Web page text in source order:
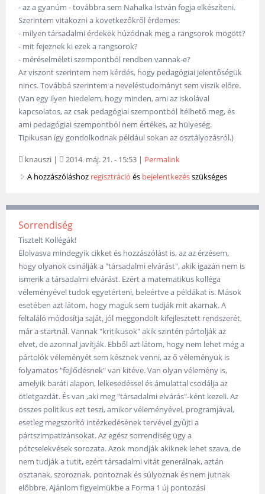
- az a gyanúm - továbbra sem Nahalka István fogja elkészíteni.
Szerintem vitakozni a következőkről érdemes:
- milyen társadalmi érdekek húzódnak meg a rangsorok mögött?
- mit fejeznek ki ezek a rangsorok?
- méréselméleti szempontból rendben vannak-e?
Az viszont szerintem nem kérdés, hogy pedagógiai jelentőségük
nincs. Továbbá szerintem a neveléstudományt sem viszik előre.
(Van egy ilyen hiedelem, hogy minden, ami az iskolával
kapcsolatos, az csak pedagógiai szempontból ítélhető meg, és
ami pedagógiai szempontból nem értékes, az hülyeség.
Tipikusan így gondolkodnak például sokan az osztályozásról.)
knauszi | 2014. máj. 21. - 15:53 | Permalink
A hozzászóláshoz regisztráció és bejelentkezésszükséges
Sorrendiség
Tisztelt Kollégák!
Elolvasva mindegyik cikket és hozzászólást is, az az érzésem,
hogy olyanok csinálják a "társadalmi elvárást", akik igazán nem is
ismerik a társadalmi elvárást. Ezért a matematikus kolléga
véleményével tudok egyetérteni, beleértve a példákat is. Mások
esetében azt látom, hogy maguk sem tudják mit akarnak. A
feltaláló módosítja saját, jól meggondolt kifejlesztett rendszerét,
már a startnál. Vannak "kritikusok" akik szintén pártolják az
elvet, de azonnal javítják. Ebből azt látom, hogy nem lehet még a
pártolók véleményét sem késznek venni, az ő véleményük is
folyamatos "fejlődésnek" van kitéve. Van olyan vélemény is,
amelyik baráti alapon, lelkesedéssel és ámulattal csodálja az
ötletgazdát. És van ,aki meg "társadalmi elvárás"-ként kezeli. Az
összes politikus ezt teszi, amikor véleményével, programjával,
esetleg megszorító intézkedésének tervével gyűjti a
pártszimpatizánsokat. Az egész sorrendiség ügy a
pótcselekvések sorozata. Azok mondják akiknek lehet szava, de
nem tudják a tutit, ezért társadalmi vitát generálnak, aztán
osztanak, szoroznak, pontoznak és súlyoznak és nem jutnak
előbbre. Ajánlom figyelmükbe a Forma 1 új pontozási